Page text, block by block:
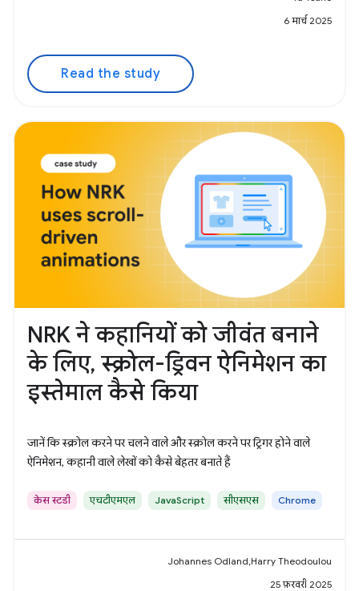
6 मार्च 2025
Read the study
NRK ने कहानियों को जीवंत बनाने
के लिए, स्क्रोल-ड्रिवन ऐनिमेशन का
इस्तेमाल कैसे किया
जानें कि स्क्रोल करने पर चलने वाले और स्क्रोल करने पर ट्रिगर होने वाले
ऐनिमेशन, कहानी वाले लेखों को कैसे बेहतर बनाते हैं
केस स्टडी एचटीएमएल JavaScript सीएसएस Chrome
Johannes Odland,Harry Theodoulou
25 फ़रवरी 2025